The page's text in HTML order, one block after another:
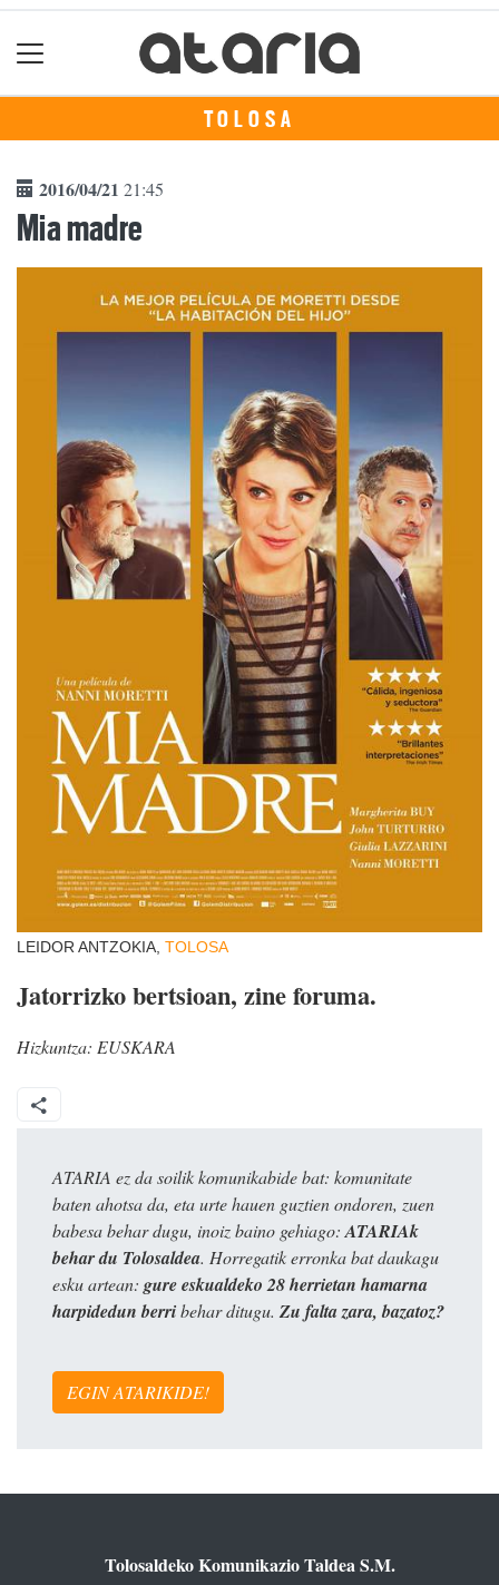
TOLOSA
2016/04/21 21:45
Mia madre
LEIDOR ANTZOKIA, TOLOSA
Jatorrizko bertsioan, zine foruma.
Hizkuntza: EUSKARA
ATARIA ez da soilik komunikabide bat: komunitate
baten ahotsa da, eta urte hauen guztien ondoren, zuen
babesa behar dugu, inoiz baino gehiago: ATARIAk
behar du Tolosaldea. Horregatik erronka bat daukagu
esku artean: gure eskualdeko 28 herrietan hamarna
harpidedun berribehar ditugu. Zu falta zara, bazatoz?
EGIN ATARIKIDE!
Tolosaldeko Komunikazio Taldea S.M.